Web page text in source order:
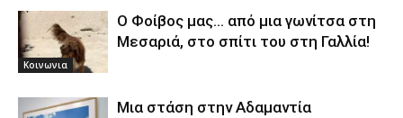
Κοινωνια
Ο Φοίβος μας… από μια γωνίτσα στη
Μεσαριά, στο σπίτι του στη Γαλλία!
Μια στάση στην Αδαμαντία